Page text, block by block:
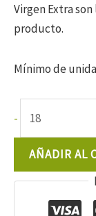
Virgen Extra
producto.
Mínimo de
-
de
queso
AÑADIR AL